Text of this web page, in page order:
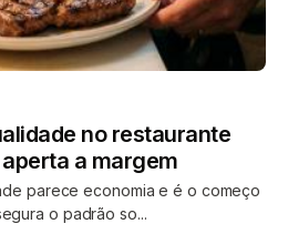
no restaurante
a margem
parece economia e é o começo
o padrão so...